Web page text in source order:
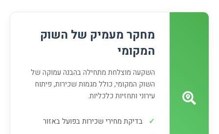
מחקר מעמיק של השוק
המקומי
השקעה מוצלחת מתחילה בהבנה עמוקה של
השוק המקומי, כולל מגמות שכירות, פיתוח
עירוני ותחזיות כלכליות.
✓
בדיקת מחירי שכירות בפועל באזור